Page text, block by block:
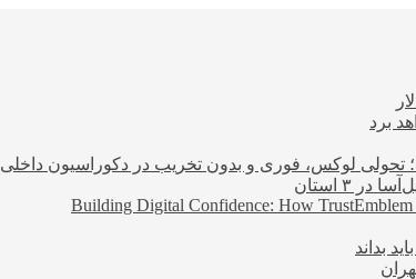
برد
تحولی لوکس، فوری و بدون تخریب در دکوراسیون داخلی
Building Digital Confidence: How
بداند